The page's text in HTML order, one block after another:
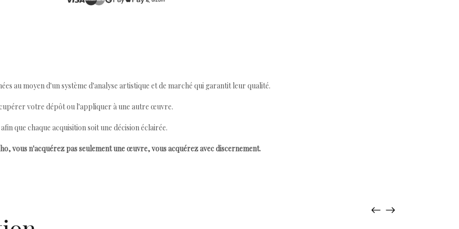
au moyen d'un système d'analyse artistique et de marché qui garantit leur qualité.
votre dépôt ou l'appliquer à une autre œuvre.
que chaque acquisition soit une décision éclairée.
vous n'acquérez pas seulement une œuvre, vous acquérez avec discernement.